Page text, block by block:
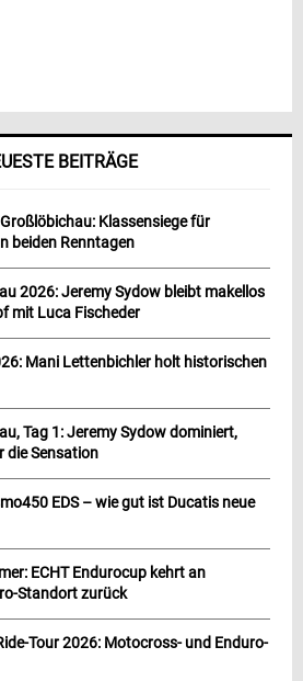
BEITRÄGE
Klassensiege für
beiden Renntagen
2026: Jeremy Sydow bleibt makellos
mit Luca Fischeder
Mani Lettenbichler holt historischen
Tag 1: Jeremy Sydow dominiert,
die Sensation
EDS – wie gut ist Ducatis neue
ECHT Endurocup kehrt an
Standort zurück
Tour 2026: Motocross- und Enduro-